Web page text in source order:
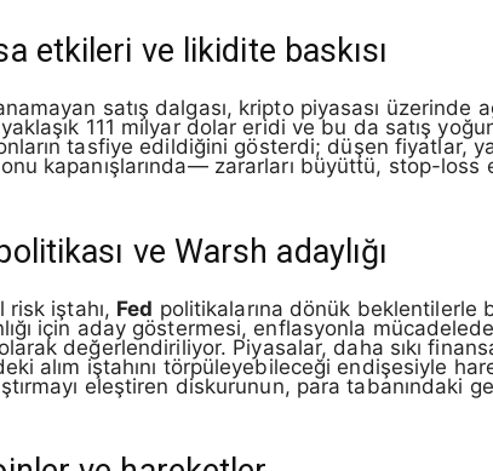
etkileri ve likidite baskısı
satış dalgası, kripto piyasası
111 milyar dolar eridi ve bu da satış
tasfiye edildiğini gösterdi; düşen fiyatlar,
kapanışlarında— zararları büyüttü, stop-loss
ve Warsh adaylığı
risk iştahı, Fed politikalarına dönük beklentilerle
için aday göstermesi, enflasyonla
değerlendiriliyor. Piyasalar, daha sıkı
alım iştahını törpüleyebileceği endişesiyle
eleştiren diskurunun, para tabanındaki